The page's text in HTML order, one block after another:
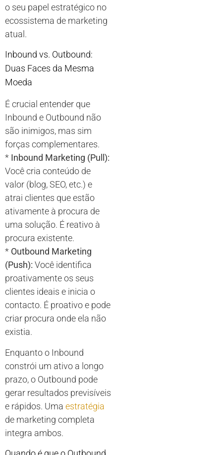
o seu papel estratégico no
ecossistema de marketing
atual.
Inbound vs. Outbound:
Duas Faces da Mesma
Moeda
É crucial entender que
Inbound e Outbound não
são inimigos, mas sim
forças complementares.
* Inbound Marketing (Pull):
Você cria conteúdo de
valor (blog, SEO, etc.) e
atrai clientes que estão
ativamente à procura de
uma solução. É reativo à
procura existente.
* Outbound Marketing
(Push): Você identifica
proativamente os seus
clientes ideais e inicia o
contacto. É proativo e pode
criar procura onde ela não
existia.
Enquanto o Inbound
constrói um ativo a longo
prazo, o Outbound pode
gerar resultados previsíveis
e rápidos. Uma estratégia
de marketing completa
integra ambos.